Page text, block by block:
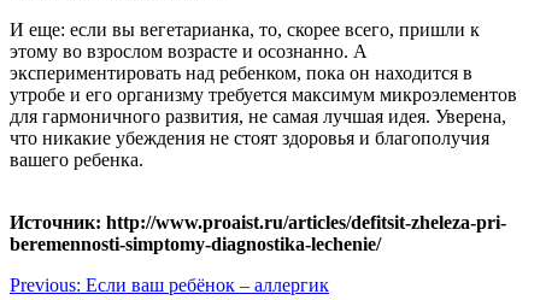
И еще: если вы вегетарианка, то, скорее всего, пришли к
этому во взрослом возрасте и осознанно. А
экспериментировать над ребенком, пока он находится в
утробе и его организму требуется максимум микроэлементов
для гармоничного развития, не самая лучшая идея. Уверена,
что никакие убеждения не стоят здоровья и благополучия
вашего ребенка.
Источник: http://www.proaist.ru/articles/defitsit-zheleza-pri-
beremennosti-simptomy-diagnostika-lechenie/
Навигация
Previous: Если ваш ребёнок – аллергик